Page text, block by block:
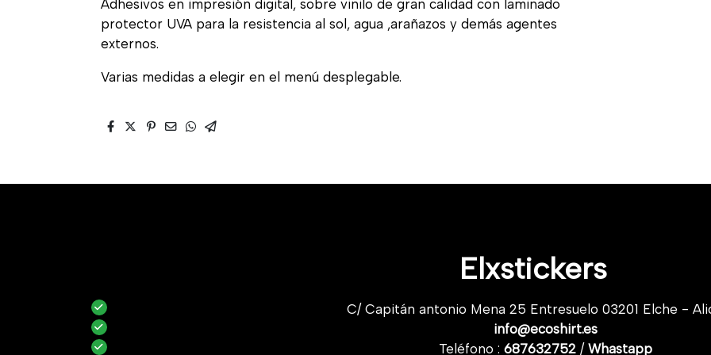
Adhesivos en impresión digital, sobre vinilo de gran calidad con laminado
protector UVA para la resistencia al sol, agua ,arañazos y demás agentes
externos.
Varias medidas a elegir en el menú desplegable.
Elxstickers
C/ Capitán antonio Mena 25 Entresuelo 03201 Elche -
info@ecoshirt.es
Teléfono : 687632752/ Whastapp